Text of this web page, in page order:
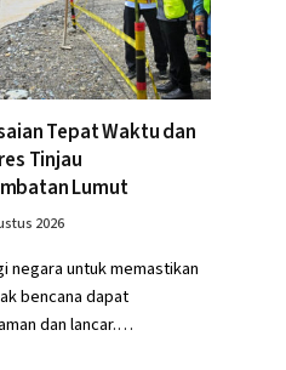
Tepat Waktu dan
Tinjau
Lumut
2026
negara untuk memastikan
bencana dapat
dan lancar.…